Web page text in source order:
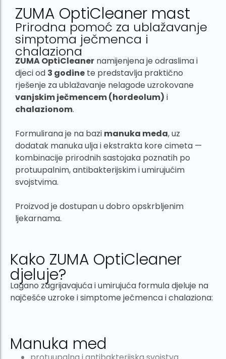
ZUMA OptiCleaner mast
Prirodna pomoć za ublažavanje
simptoma ječmenca i
chalaziona
ZUMA OptiCleaner namijenjena je odraslima i
djeci od 3 godine te predstavlja praktično
rješenje za ublažavanje nelagode uzrokovane
vanjskim ječmencem (hordeolum) i
chalazionom.
Formulirana je na bazi manuka meda, uz
dodatak manuka ulja i ekstrakta kore cimeta —
kombinacije prirodnih sastojaka poznatih po
protuupalnim, antibakterijskim i umirujućim
svojstvima.
Proizvod je dostupan u dobro opskrbljenim
ljekarnama.
Kako ZUMA OptiCleaner
djeluje?
Lagano zagrijavajuća i umirujuća formula djeluje na
najčešće uzroke i simptome ječmenca i chalaziona:
Manuka med